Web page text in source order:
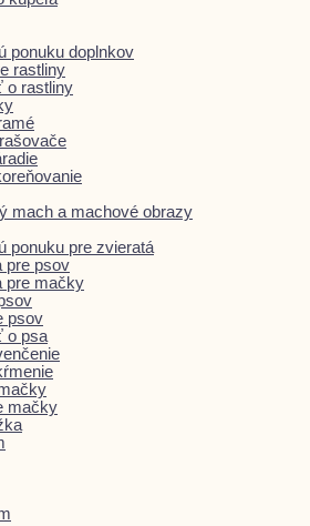
ponuku doplnkov
rastliny
o rastliny
mach a machové obrazy
ponuku pre zvieratá
pre psov
pre mačky
psov
o psa
mačky